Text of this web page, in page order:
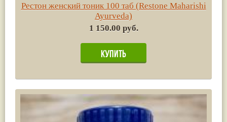
Рестон женский тоник 100 таб (Restone Maharishi
Ayurveda)
1 150.00 руб.